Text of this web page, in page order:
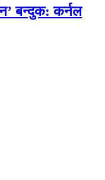
बन्दुक: कर्नल